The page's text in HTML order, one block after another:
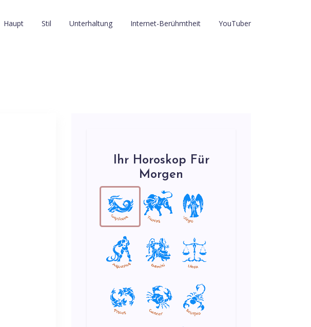
Haupt Stil Unterhaltung Internet-Berühmtheit YouTuber
Ihr Horoskop Für
Morgen